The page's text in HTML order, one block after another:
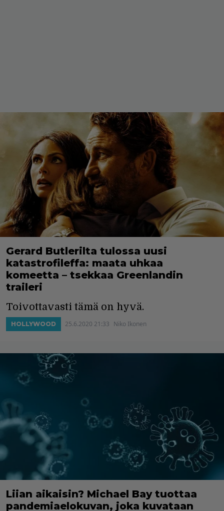
Gerard Butlerilta tulossa uusi
katastrofileffa: maata uhkaa
komeetta – tsekkaa Greenlandin
traileri
Toivottavasti tämä on hyvä.
HOLLYWOOD 25.6.2020 21:33 Niko Ikonen
Liian aikaisin? Michael Bay tuottaa
pandemiaelokuvan, joka kuvataan